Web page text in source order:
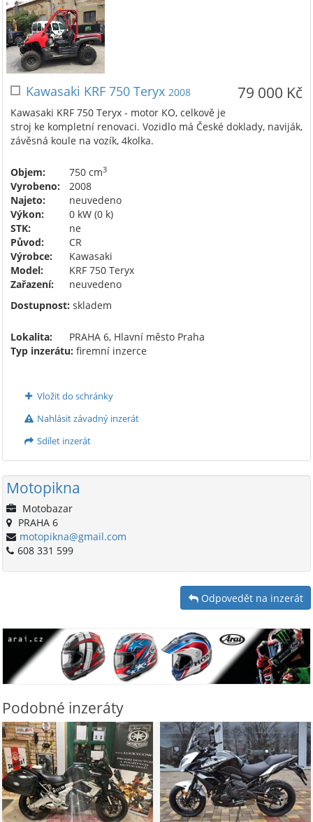
79 000 Kč
Kawasaki KRF 750 Teryx 2008
Kawasaki KRF 750 Teryx - motor KO, celkově je
stroj ke kompletní renovaci. Vozidlo má České doklady, naviják,
závěsná koule na vozík, 4kolka.
Objem: 750 cm3
Vyrobeno:
2008
Najeto:
neuvedeno
Výkon:
0 kW (0 k)
STK:
ne
Původ:
CR
Výrobce:
Kawasaki
Model:
KRF 750 Teryx
Zařazení:
neuvedeno
Dostupnost: skladem
Lokalita:
PRAHA 6, Hlavní město Praha
Typ inzerátu: firemní inzerce
Vložit do schránky
Nahlásit závadný inzerát
Sdílet inzerát
Motopikna
Motobazar
PRAHA 6
motopikna@gmail.com
608 331 599
Odpovedět na inzerát
Podobné inzeráty